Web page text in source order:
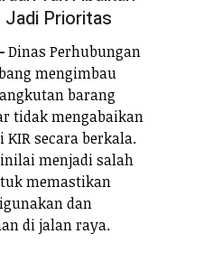
Jadi Prioritas
Dinas Perhubungan
mengimbau
barang
tidak mengabaikan
secara berkala.
menjadi salah
memastikan
dan
di jalan raya.